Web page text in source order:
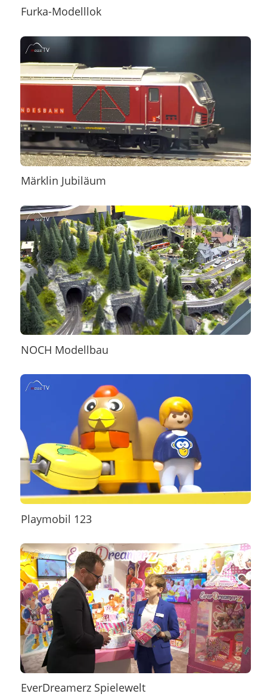
Furka-Modelllok
Märklin Jubiläum
NOCH Modellbau
Playmobil 123
EverDreamerz Spielewelt